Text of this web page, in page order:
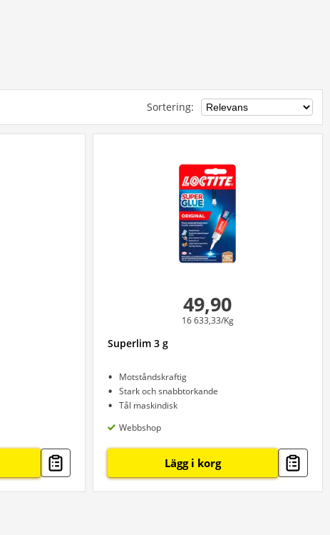
Sortering:
49,90
16 633,33/Kg
Superlim 3 g
Motståndskraftig
Stark och snabbtorkande
Tål maskindisk
Webbshop
Lägg i korg